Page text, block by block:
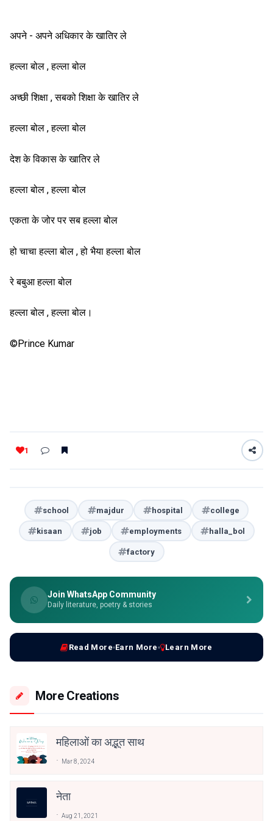
अपने - अपने अधिकार के खातिर ले
हल्ला बोल , हल्ला बोल
अच्छी शिक्षा , सबको शिक्षा के खातिर ले
हल्ला बोल , हल्ला बोल
देश के विकास के खातिर ले
हल्ला बोल , हल्ला बोल
एकता के जोर पर सब हल्ला बोल
हो चाचा हल्ला बोल , हो भैया हल्ला बोल
रे बबुआ हल्ला बोल
हल्ला बोल , हल्ला बोल।
©Prince Kumar
1
school majdur hospital college
kisaan job employments halla_bol
factory
Join WhatsApp Community
Daily literature, poetry & stories
Read More Earn More Learn More
More Creations
महिलाओं का अद्भुत साथ
Mar 8, 2024
नेता
Aug 21, 2021